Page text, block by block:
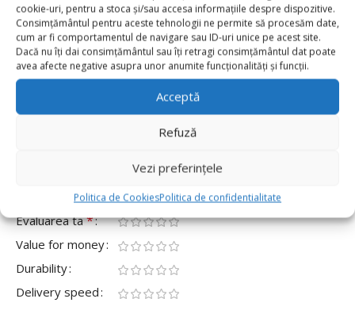
cookie-uri, pentru a stoca și/sau accesa informațiile despre dispozitive.
Consimțământul pentru aceste tehnologii ne permite să procesăm date,
cum ar fi comportamentul de navigare sau ID-uri unice pe acest site.
Dacă nu îți dai consimțământul sau îți retragi consimțământul dat poate
avea afecte negative asupra unor anumite funcționalități și funcții.
Acceptă
Refuză
Vezi preferințele
Politica de CookiesPolitica de confidentialitate
0
0
0
0
Fii primul care scrii o recenzie pentru „Perdea de
Petrecere Argintiu Lucios 100x200cm”
Adresa ta de email nu va fi publicată. Câmpurile obligatorii
sunt marcate cu
Evaluarea ta*
Value for money
Durability
Delivery speed